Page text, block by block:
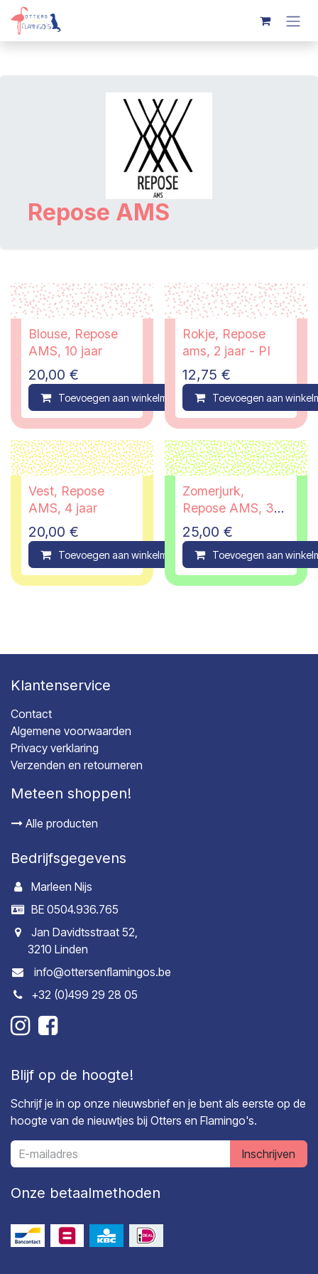
Overslaan naar inhoud
Repose AMS
Blouse, Repose
AMS, 10 jaar
20,00 €
Toevoegen aan winkelmandje Compare
Rokje, Repose
ams, 2 jaar - PI
12,75 €
Toevoegen aan
Vest, Repose
AMS, 4 jaar
20,00 €
Toevoegen aan winkelmandje Compare
Zomerjurk,
Repose AMS, 3
jaar
25,00 €
Toevoegen aan
Klantenservice
Contact
Algemene voorwaarden
Privacy verklaring
Verzenden en retourneren
Meteen shoppen!
Alle producten
Bedrijfsgegevens
Marleen Nijs
BE 0504.936.765
Jan Davidtsstraat 52,
3210 Linden
info@ottersenflamingos.be
+32 (0)499 29 28 05
Blijf op de hoogte!
Schrijf je in op onze nieuwsbrief en je bent als eerste op de
hoogte van de nieuwtjes bij Otters en Flamingo's.
Inschrijven
Onze betaalmethoden